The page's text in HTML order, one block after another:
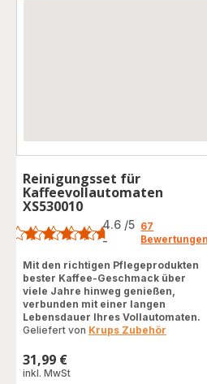
Reinigungsset für
Kaffeevollautomaten
XS530010
Bewertung
4.6 /5
-
67
Bewertungen
Mit den richtigen Pflegeprodukten
bester Kaffee-Geschmack über
viele Jahre hinweg genießen,
verbunden mit einer langen
Lebensdauer Ihres Vollautomaten.
Geliefert von Krups Zubehör
Preis
31,99 €
inkl. MwSt